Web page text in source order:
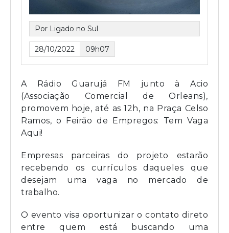
Por Ligado no Sul
28/10/2022 09h07
A Rádio Guarujá FM junto à Acio
(Associação Comercial de Orleans),
promovem hoje, até as 12h, na Praça Celso
Ramos, o Feirão de Empregos: Tem Vaga
Aqui!
Empresas parceiras do projeto estarão
recebendo os currículos daqueles que
desejam uma vaga no mercado de
trabalho.
O evento visa oportunizar o contato direto
entre quem está buscando uma